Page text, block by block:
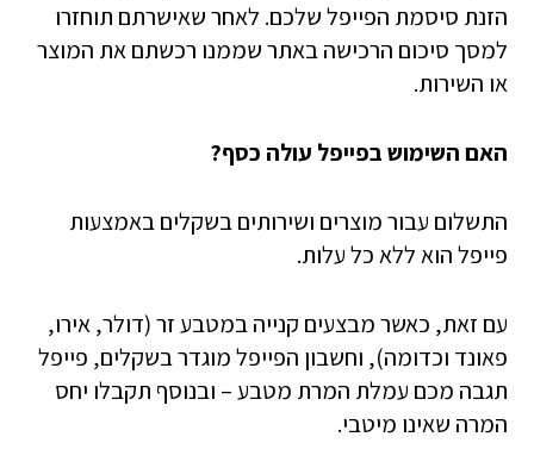
הזנת סיסמת הפייפל שלכם. לאחר שאישרתם תוחזרו
למסך סיכום הרכישה באתר שממנו רכשתם את המוצר
או השירות.
האם השימוש בפייפל עולה כסף?
התשלום עבור מוצרים ושירותים בשקלים באמצעות
פייפל הוא ללא כל עלות.
עם זאת, כאשר מבצעים קנייה במטבע זר (דולר, אירו,
פאונד וכדומה), וחשבון הפייפל מוגדר בשקלים, פייפל
תגבה מכם עמלת המרת מטבע – ובנוסף תקבלו יחס
המרה שאינו מיטבי.